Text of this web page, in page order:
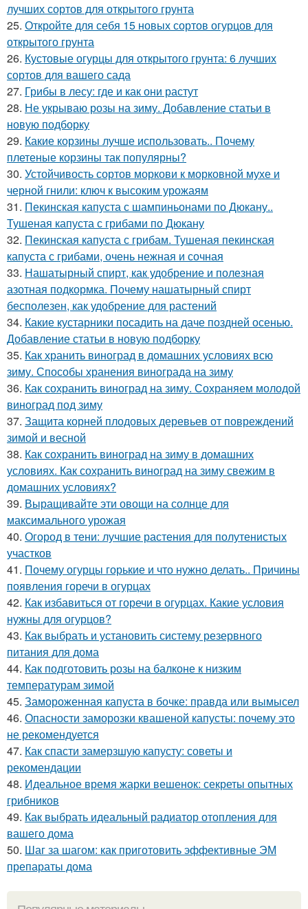
лучших сортов для открытого грунта
25. Откройте для себя 15 новых сортов огурцов для
открытого грунта
26. Кустовые огурцы для открытого грунта: 6 лучших
сортов для вашего сада
27. Грибы в лесу: где и как они растут
28. Не укрываю розы на зиму. Добавление статьи в
новую подборку
29. Какие корзины лучше использовать.. Почему
плетеные корзины так популярны?
30. Устойчивость сортов моркови к морковной мухе и
черной гнили: ключ к высоким урожаям
31. Пекинская капуста с шампиньонами по Дюкану..
Тушеная капуста с грибами по Дюкану
32. Пекинская капуста с грибам. Тушеная пекинская
капуста с грибами, очень нежная и сочная
33. Нашатырный спирт, как удобрение и полезная
азотная подкормка. Почему нашатырный спирт
бесполезен, как удобрение для растений
34. Какие кустарники посадить на даче поздней осенью.
Добавление статьи в новую подборку
35. Как хранить виноград в домашних условиях всю
зиму. Способы хранения винограда на зиму
36. Как сохранить виноград на зиму. Сохраняем молодой
виноград под зиму
37. Защита корней плодовых деревьев от повреждений
зимой и весной
38. Как сохранить виноград на зиму в домашних
условиях. Как сохранить виноград на зиму свежим в
домашних условиях?
39. Выращивайте эти овощи на солнце для
максимального урожая
40. Огород в тени: лучшие растения для полутенистых
участков
41. Почему огурцы горькие и что нужно делать.. Причины
появления горечи в огурцах
42. Как избавиться от горечи в огурцах. Какие условия
нужны для огурцов?
43. Как выбрать и установить систему резервного
питания для дома
44. Как подготовить розы на балконе к низким
температурам зимой
45. Замороженная капуста в бочке: правда или вымысел
46. Опасности заморозки квашеной капусты: почему это
не рекомендуется
47. Как спасти замерзшую капусту: советы и
рекомендации
48. Идеальное время жарки вешенок: секреты опытных
грибников
49. Как выбрать идеальный радиатор отопления для
вашего дома
50. Шаг за шагом: как приготовить эффективные ЭМ
препараты дома